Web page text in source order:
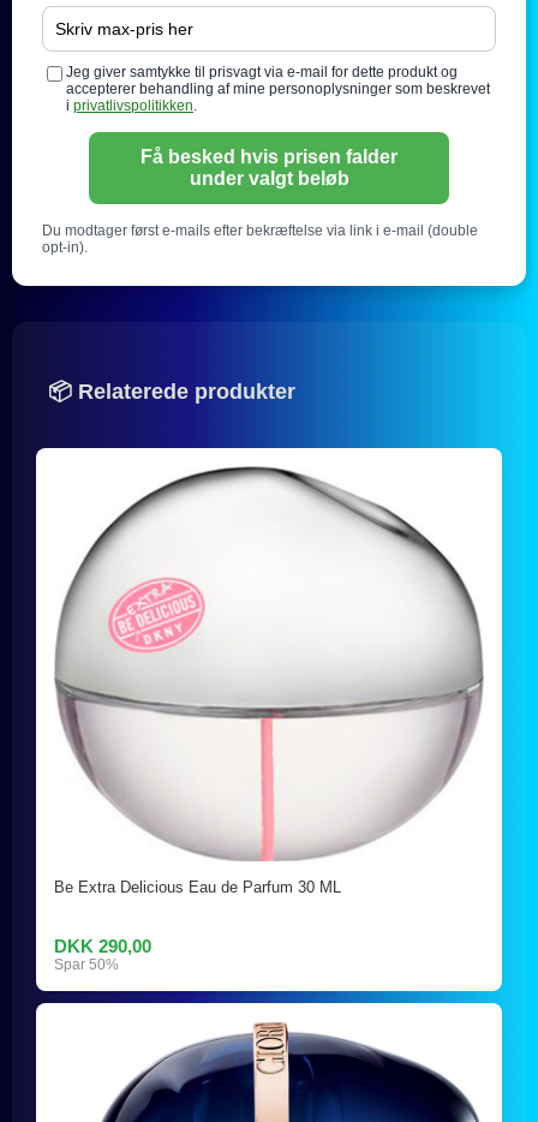
Jeg giver samtykke til prisvagt via e-mail for dette produkt og
accepterer behandling af mine personoplysninger som beskrevet
i privatlivspolitikken.
Få besked hvis prisen falder
under valgt beløb
Du modtager først e-mails efter bekræftelse via link i e-mail (double
opt-in).
📦 Relaterede produkter
Be Extra Delicious Eau de Parfum 30 ML
DKK 290,00
Spar 50%